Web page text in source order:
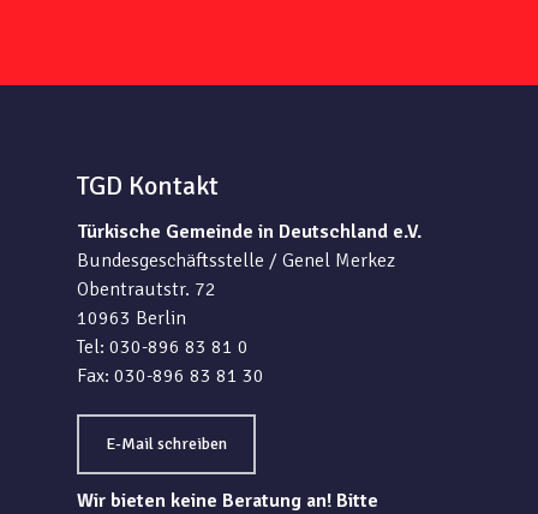
TGD Kontakt
Türkische Gemeinde in Deutschland e.V.
Bundesgeschäftsstelle / Genel Merkez
Obentrautstr. 72
10963 Berlin
Tel: 030-896 83 81 0
Fax: 030-896 83 81 30
E-Mail schreiben
Wir bieten keine Beratung an! Bitte